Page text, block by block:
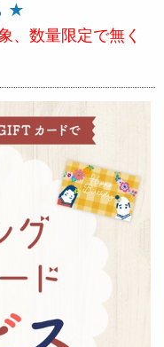
★
、数量限定で無く